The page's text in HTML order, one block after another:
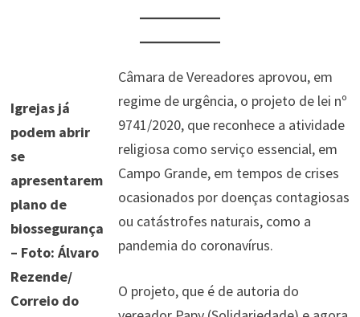
Igrejas já
podem abrir
se
apresentarem
plano de
biossegurança
– Foto: Álvaro
Rezende/
Correio do
Câmara de Vereadores aprovou, em
regime de urgência, o projeto de lei nº
9741/2020, que reconhece a atividade
religiosa como serviço essencial, em
Campo Grande, em tempos de crises
ocasionados por doenças contagiosas
ou catástrofes naturais, como a
pandemia do coronavírus.
O projeto, que é de autoria do